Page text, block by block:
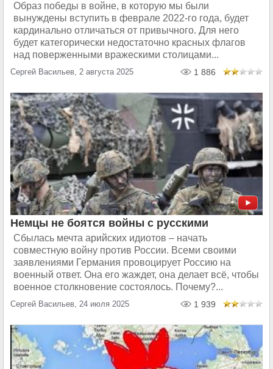
Образ победы в войне, в которую мы были
вынуждены вступить в феврале 2022-го года, будет
кардинально отличаться от привычного. Для него
будет категорически недостаточно красных флагов
над поверженными вражескими столицами...
Сергей Васильев, 2 августа 2025 1 886
Немцы не боятся войны с русскими
Сбылась мечта арийских идиотов – начать
совместную войну против России. Всеми своими
заявлениями Германия провоцирует Россию на
военный ответ. Она его жаждет, она делает всё, чтобы
военное столкновение состоялось. Почему?...
Сергей Васильев, 24 июля 2025 1 939